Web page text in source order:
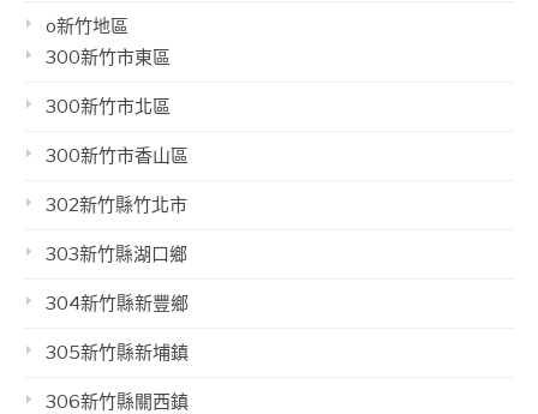
o新竹地區
300新竹市東區
300新竹市北區
300新竹市香山區
302新竹縣竹北市
303新竹縣湖口鄉
304新竹縣新豐鄉
305新竹縣新埔鎮
306新竹縣關西鎮